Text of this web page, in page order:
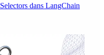
dans LangChain